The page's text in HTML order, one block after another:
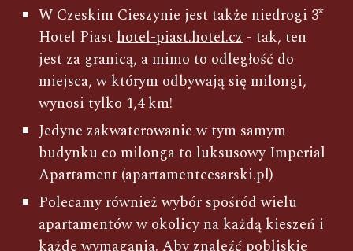
W Czeskim Cieszynie jest także niedrogi 3*
Hotel Piasthotel-piast.hotel.cz- tak, ten
jest za granicą, a mimo to odległość do
miejsca, w którym odbywają się milongi,
wynosi tylko 1,4 km!
Jedyne zakwaterowanie w tym samym
budynku co milonga to luksusowy Imperial
Apartament (apartamentcesarski.pl)
Polecamy również wybór spośród wielu
apartamentów w okolicy na każdą kieszeń i